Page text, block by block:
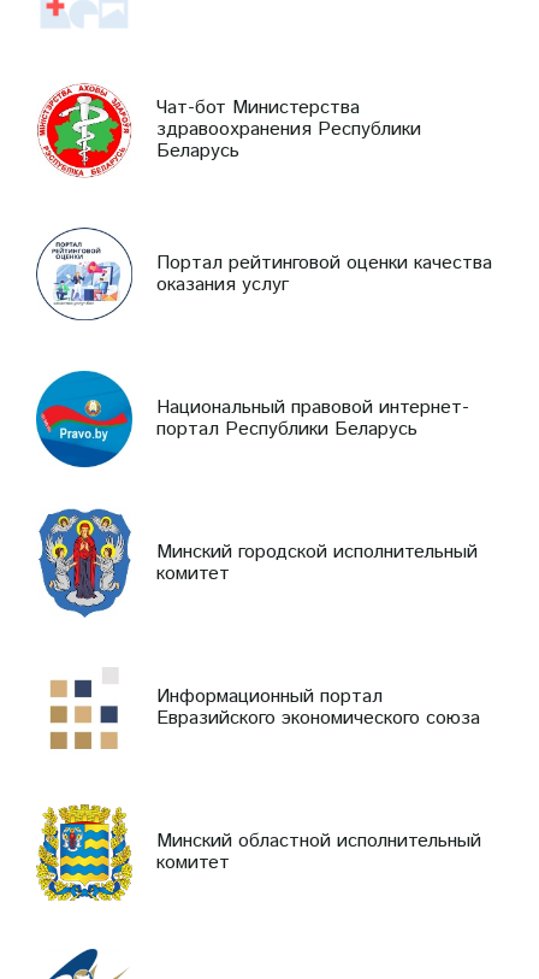
Чат-бот Министерства
здравоохранения Республики
Беларусь
Портал рейтинговой оценки качества
оказания услуг
Национальный правовой интернет-
портал Республики Беларусь
Минский городской исполнительный
комитет
Информационный портал
Евразийского экономического союза
Минский областной исполнительный
комитет